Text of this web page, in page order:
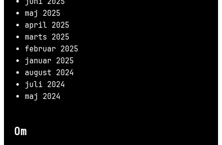
maj 2025
april 2025
marts 2025
februar 2025
januar 2025
august 2024
juli 2024
maj 2024
Om